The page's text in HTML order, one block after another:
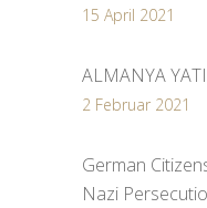
15 April 2021
ALMANYA
2 Februar 2021
German
Nazi